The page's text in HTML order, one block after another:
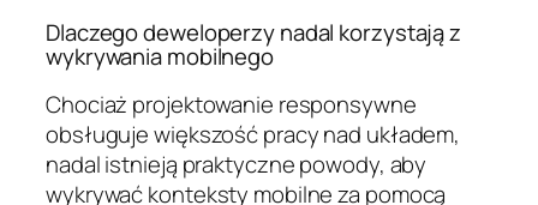
Dlaczego deweloperzy nadal korzystają z
wykrywania mobilnego
Chociaż projektowanie responsywne
obsługuje większość pracy nad układem,
nadal istnieją praktyczne powody, aby
wykrywać konteksty mobilne za pomocą